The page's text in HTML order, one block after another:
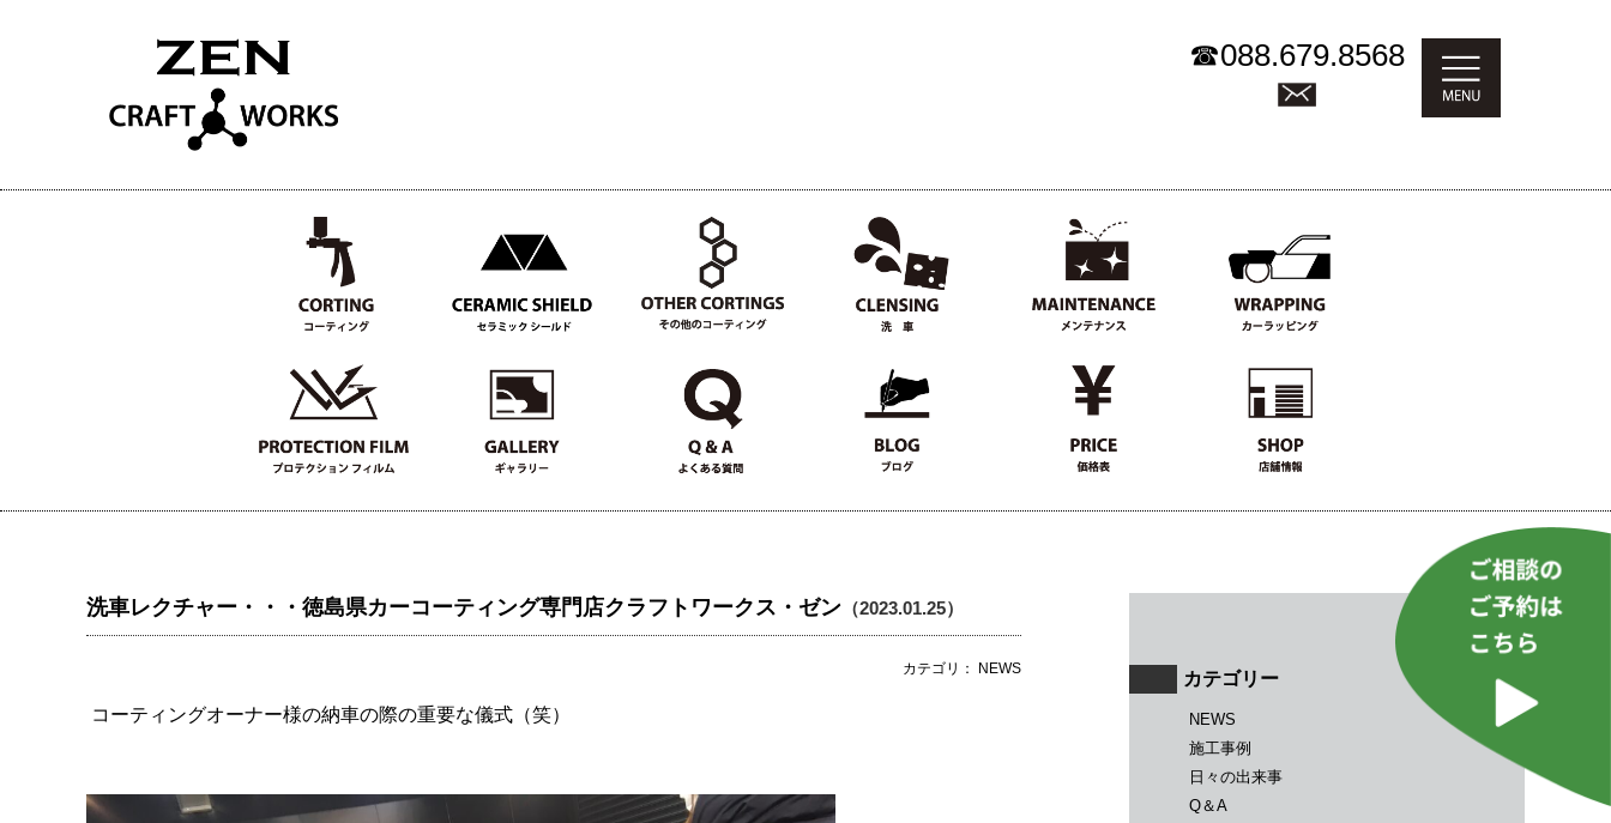
☎088.679.8568
洗車レクチャー・・・徳島県カーコーティング専門店クラフトワークス・ゼン （2023.01.25）
カテゴリ： NEWS
コーティングオーナー様の納車の際の重要な儀式（笑）
カテゴリー
NEWS
施工事例
日々の出来事
Q＆A